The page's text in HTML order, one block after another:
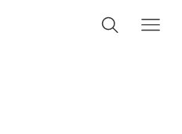
Search
Suche